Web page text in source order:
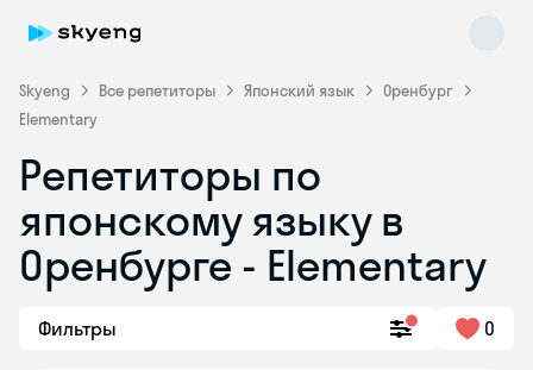
Skyeng Все репетиторы Японский язык
Оренбург
Elementary
Репетиторы по
японскому языку в
Оренбурге - Elementary
Фильтры 0
online